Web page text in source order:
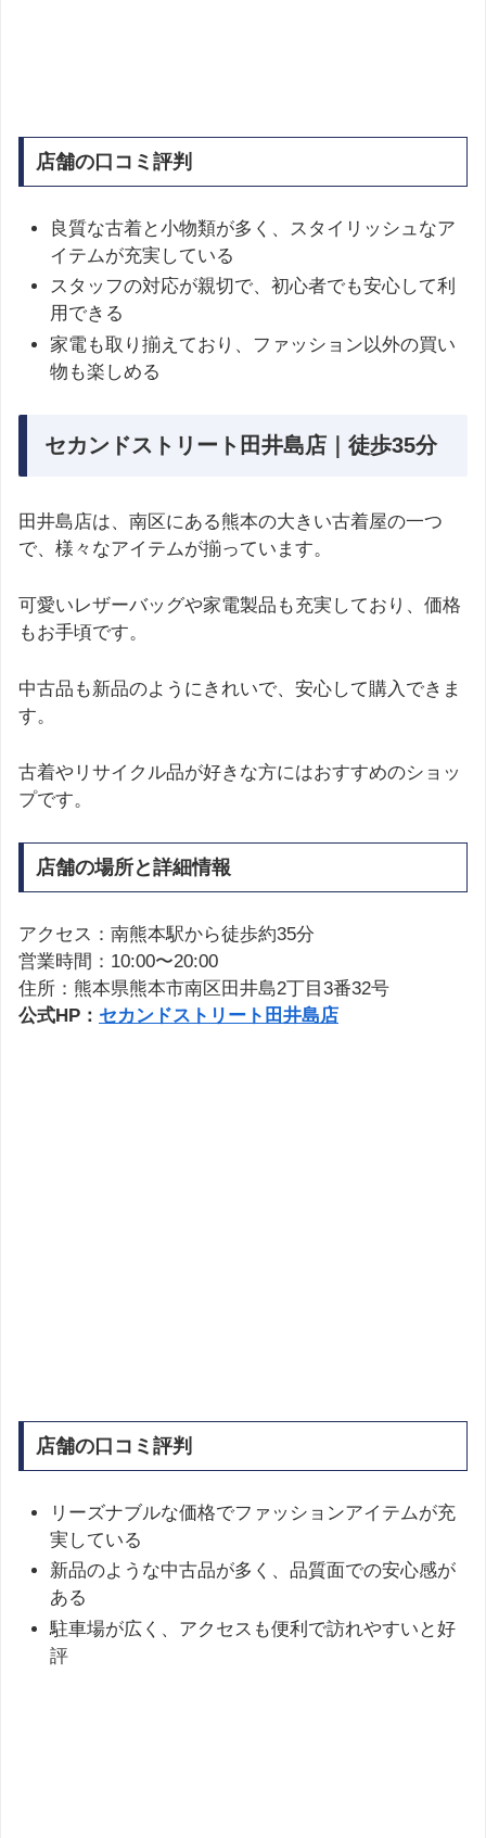
店舗の口コミ評判
良質な古着と小物類が多く、スタイリッシュなア
イテムが充実している
スタッフの対応が親切で、初心者でも安心して利
用できる
家電も取り揃えており、ファッション以外の買い
物も楽しめる
セカンドストリート田井島店｜徒歩35分
田井島店は、南区にある熊本の大きい古着屋の一つ
で、様々なアイテムが揃っています。
可愛いレザーバッグや家電製品も充実しており、価格
もお手頃です。
中古品も新品のようにきれいで、安心して購入できま
す。
古着やリサイクル品が好きな方にはおすすめのショッ
プです。
店舗の場所と詳細情報
アクセス：南熊本駅から徒歩約35分
営業時間：10:00〜20:00
住所：熊本県熊本市南区田井島2丁目3番32号
公式HP： セカンドストリート田井島店
店舗の口コミ評判
リーズナブルな価格でファッションアイテムが充
実している
新品のような中古品が多く、品質面での安心感が
ある
駐車場が広く、アクセスも便利で訪れやすいと好
評